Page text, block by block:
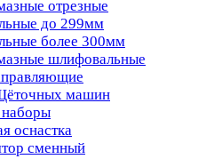
отрезные
до 299мм
более 300мм
шлифовальные
машин
наборы
оснастка
сменный